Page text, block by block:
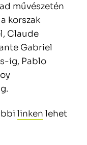
művészetén
korszak
Claude
Gabriel
ig, Pablo
linken lehet